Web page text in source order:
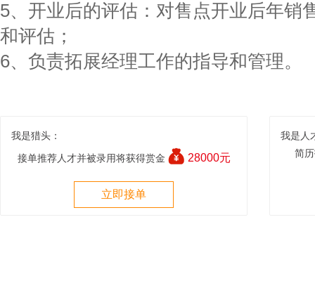
5、开业后的评估：对售点开业后年销
和评估；
6、负责拓展经理工作的指导和管理。
我是猎头：
接单推荐人才并被录用将获得赏金
28000元
立即接单
我是人
简